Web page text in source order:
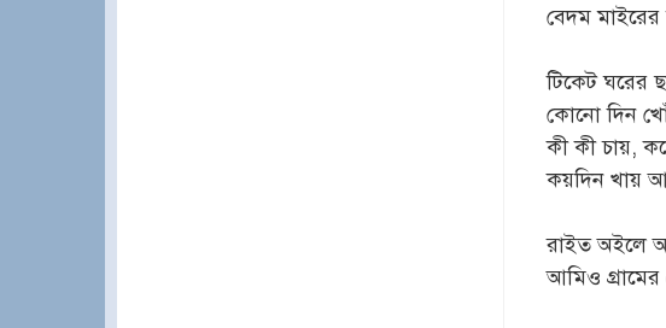
বেদম
টিকেট ঘরের
কোনো দিন
কী কী চায়,
কয়দিন খায়
রাইত অইলে
আমিও